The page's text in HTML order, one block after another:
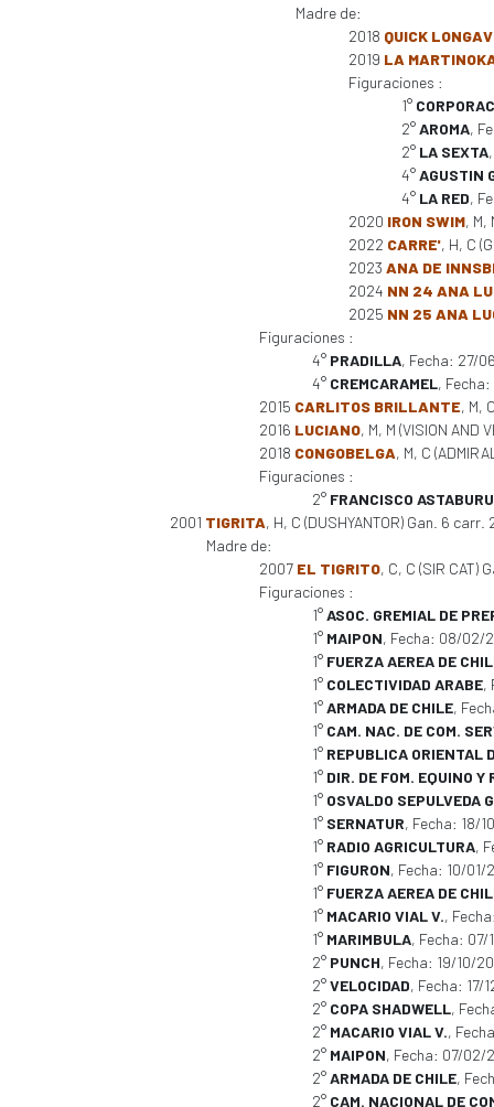
Madre de:
2018 QUICK
2019 LA
Figuraciones :
1°
2°AROMA,
2° LA SEXTA
4°AGUSTIN
4° LA RED,
2020 IRON SWIM, M,
2022 CARRE', H, C
2023 ANA DE
2024 NN 24 ANA
2025 NN 25 ANA
Figuraciones :
4° PRADILLA, Fecha: 27/
4° CREMCARAMEL,
2015 CARLITOS BRILLANTE, M,
2016 LUCIANO, M, M (VISION AND
2018 CONGOBELGA, M, C
Figuraciones :
2° FRANCISCO
2001 TIGRITA, H, C (DUSHYANTOR) Gan. 6
Madre de:
2007 EL TIGRITO, C, C (SIR CAT)
Figuraciones :
1°ASOC. GREMIAL DE
1° MAIPON, Fecha: 08/02/
1° FUERZA AEREA DE
1° COLECTIVIDAD ARABE,
1°ARMADA DE CHILE,
1° CAM. NAC. DE COM.
1° REPUBLICA ORIENTAL
1° DIR. DE FOM. EQUINO
1° OSVALDO SEPULVEDA
1° SERNATUR, Fecha: 18/
1° RADIO AGRICULTURA,
1° FIGURON, Fecha: 10/01/
1° FUERZA AEREA DE
1° MACARIO VIAL V.,
1° MARIMBULA, Fecha: 07/
2° PUNCH, Fecha: 19/10/
2°VELOCIDAD, Fecha: 17/
2° COPA SHADWELL,
2° MACARIO VIAL V.,
2° MAIPON, Fecha: 07/02/
2°ARMADA DE CHILE,
2° CAM. NACIONAL DE